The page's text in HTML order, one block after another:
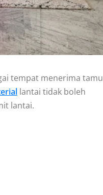
tempat menerima tamu
lantai tidak boleh
lantai.